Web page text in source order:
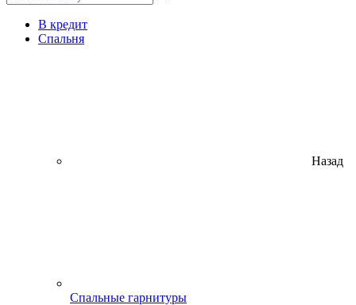
В кредит
Спальня
Назад
Спальные гарнитуры